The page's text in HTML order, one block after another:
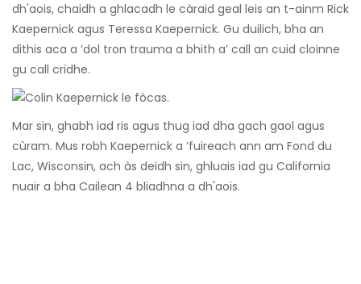
dh'aois, chaidh a ghlacadh le càraid geal leis an t-ainm Rick
Kaepernick agus Teressa Kaepernick. Gu duilich, bha an
dithis aca a ’dol tron ​​trauma a bhith a’ call an cuid cloinne
gu call cridhe.
Mar sin, ghabh iad ris agus thug iad dha gach gaol agus
cùram. Mus robh Kaepernick a ’fuireach ann am Fond du
Lac, Wisconsin, ach às deidh sin, ghluais iad gu California
nuair a bha Cailean 4 bliadhna a dh'aois.